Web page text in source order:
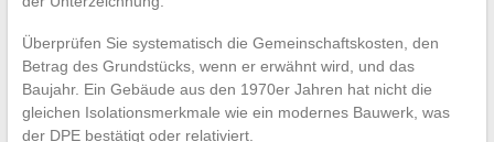
Überprüfen Sie systematisch die Gemeinschaftskosten, den
Betrag des Grundstücks, wenn er erwähnt wird, und das
Baujahr. Ein Gebäude aus den 1970er Jahren hat nicht die
gleichen Isolationsmerkmale wie ein modernes Bauwerk, was
der DPE bestätigt oder relativiert.